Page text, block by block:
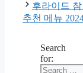
후라이드
추천 메뉴
Search
for: